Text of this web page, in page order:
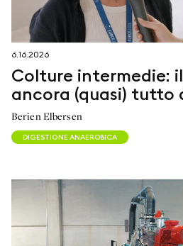
6.16.2026
Colture intermedie:
ancora (quasi) tutto
Berien Elbersen
DIGESTIONE ANAEROBICA